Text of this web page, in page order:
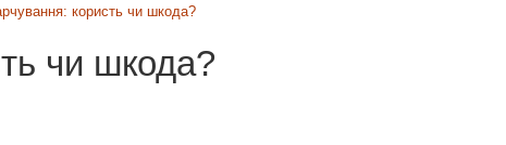
користь чи шкода?
чи шкода?